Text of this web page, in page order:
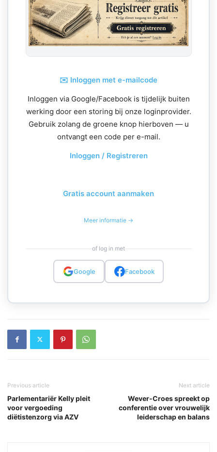
✉️ Inloggen met e-mailcode
Inloggen via Google/Facebook is tijdelijk buiten
werking door een storing bij onze loginprovider.
Gebruik zolang de groene knop hierboven — u
ontvangt een code per e-mail.
Inloggen / Registreren
Gratis account aanmaken
Meer informatie →
of log in met
Google Facebook
Previous article
Parlementariër Kelly pleit
voor vergoeding
diëtistenzorg via AZV
Next article
Wever-Croes spreekt op
conferentie over vrouwelijk
leiderschap en balans